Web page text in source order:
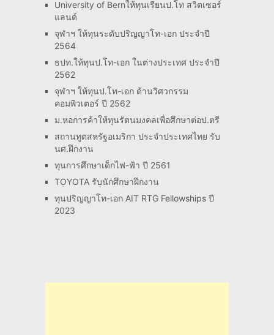
University of Bernให้ทุนเรียนป.โท สวิตเซอร์
แลนด์
จุฬาฯ ให้ทุนระดับปริญญาโท-เอก ประจำปี
2564
ธปท.ให้ทุนป.โท-เอก ในต่างประเทศ ประจำปี
2562
จุฬาฯ ให้ทุนป.โท-เอก ด้านวิศวกรรม
คอมพิวเตอร์ ปี 2562
ม.หอการค้าให้ทุนรัตนมงคลเพื่อศึกษาต่อป.ตรี
สถานทูตสหรัฐอเมริกา ประจำประเทศไทย รับ
นศ.ฝึกงาน
ทุนการศึกษาเด็กไฟ-ฟ้า ปี 2561
TOYOTA รับนักศึกษาฝึกงาน
ทุนปริญญาโท-เอก AIT RTG Fellowships ปี
2023